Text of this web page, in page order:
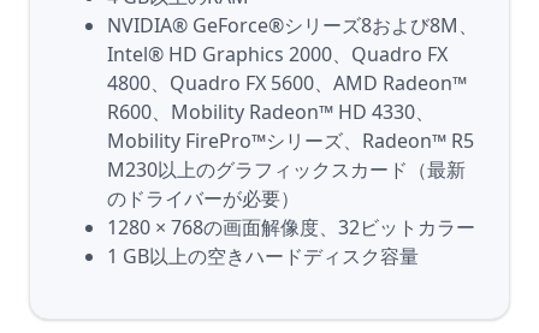
NVIDIA® GeForce®シリーズ8および8M、
Intel® HD Graphics 2000、Quadro FX
4800、Quadro FX 5600、AMD Radeon™
R600、Mobility Radeon™ HD 4330、
Mobility FirePro™シリーズ、Radeon™ R5
M230以上のグラフィックスカード（最新
のドライバーが必要）
1280 × 768の画面解像度、32ビットカラー
1 GB以上の空きハードディスク容量